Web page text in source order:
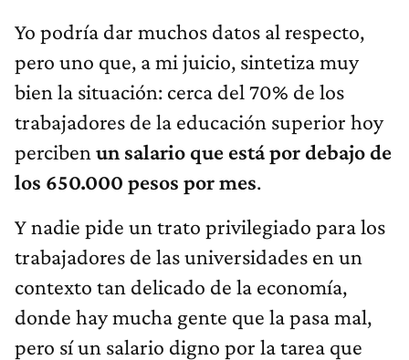
Yo podría dar muchos datos al respecto,
pero uno que, a mi juicio, sintetiza muy
bien la situación: cerca del 70% de los
trabajadores de la educación superior hoy
perciben un salario que está por debajo de
los 650.000 pesos por mes.
Y nadie pide un trato privilegiado para los
trabajadores de las universidades en un
contexto tan delicado de la economía,
donde hay mucha gente que la pasa mal,
pero sí un salario digno por la tarea que